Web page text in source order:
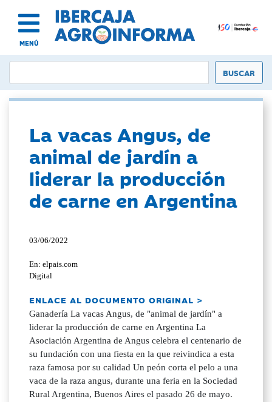
MENÚ
La vacas Angus, de
animal de jardín a
liderar la producción
de carne en Argentina
03/06/2022
En: elpais.com
Digital
ENLACE AL DOCUMENTO ORIGINAL >
Ganadería La vacas Angus, de "animal de jardín" a
liderar la producción de carne en Argentina La
Asociación Argentina de Angus celebra el centenario de
su fundación con una fiesta en la que reivindica a esta
raza famosa por su calidad Un peón corta el pelo a una
vaca de la raza angus, durante una feria en la Sociedad
Rural Argentina, Buenos Aires el pasado 26 de mayo.